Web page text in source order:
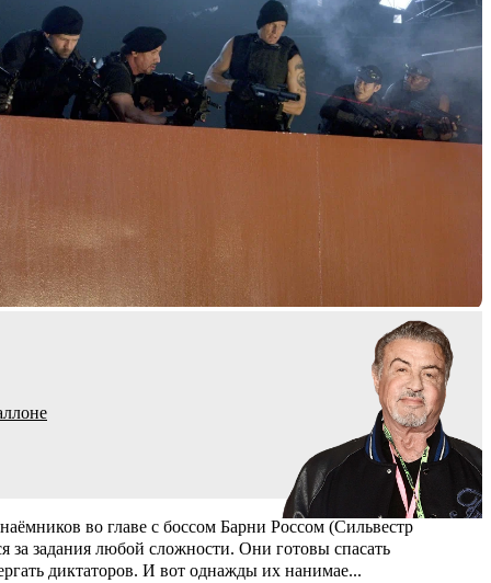
во главе с боссом Барни Россом (Сильвестр
за задания любой сложности. Они готовы спасать
диктаторов. И вот однажды их нанимае...